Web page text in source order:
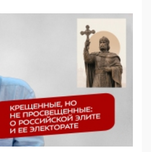
в России, но
определять
Минцифры намерено
муниципалитетов право
и социальные объекты от
от борца с
контентом